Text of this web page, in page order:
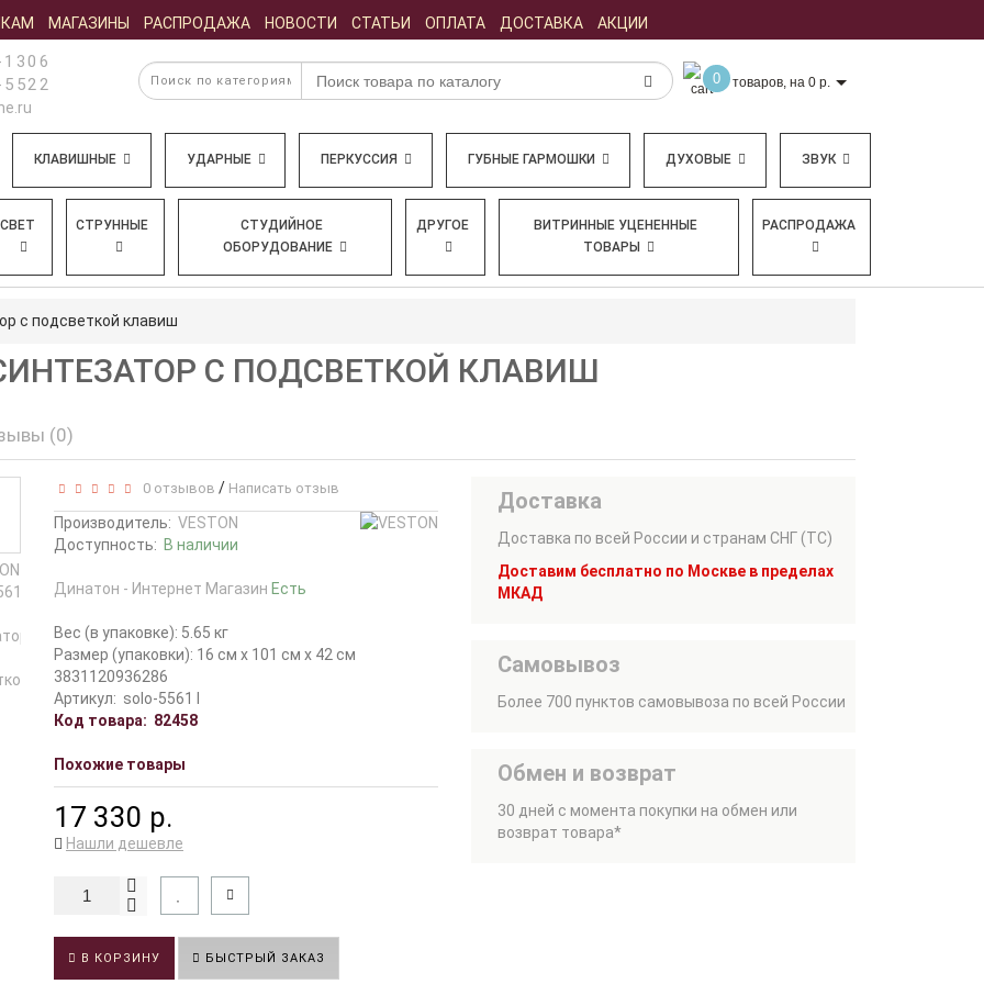
МАГАЗИНЫ РАСПРОДАЖА НОВОСТИ СТАТЬИ ОПЛАТА ДОСТАВКА АКЦИИ
0 товаров, на 0 р.
КЛАВИШНЫЕ УДАРНЫЕ ПЕРКУССИЯ ГУБНЫЕ ГАРМОШКИ ДУХОВЫЕ ЗВУК
СВЕТ СТРУННЫЕ
СТУДИЙНОЕ
ОБОРУДОВАНИЕ
ДРУГОЕ
ВИТРИННЫЕ УЦЕНЕННЫЕ
ТОВАРЫ
РАСПРОДАЖА
с подсветкой клавиш
- СИНТЕЗАТОР С ПОДСВЕТКОЙ КЛАВИШ
(0)
0 отзывов / Написать отзыв
Производитель: VESTON
Доступность: В наличии
Динатон - Интернет Магазин Есть
Вес (в упаковке): 5.65 кг
Размер (упаковки): 16 см x 101 см x 42 см
3831120936286
Артикул: solo-5561 l
Код товара: 82458
Похожие товары
17 330 р.
Нашли дешевле
В КОРЗИНУ БЫСТРЫЙ ЗАКАЗ
Доставка
Доставка по всей России и странам СНГ (ТС)
Доставим бесплатно по Москве в пределах
МКАД
Самовывоз
Более 700 пунктов самовывоза по всей России
Обмен и возврат
30 дней с момента покупки на обмен или
возврат товара*